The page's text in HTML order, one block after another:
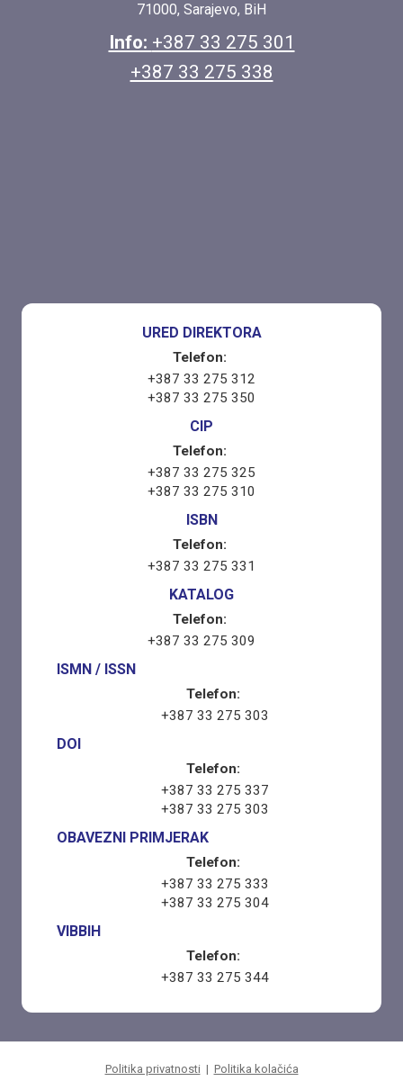
71000, Sarajevo, BiH
Info: +387 33 275 301
+387 33 275 338
URED DIREKTORA
Telefon:
+387 33 275 312
+387 33 275 350
CIP
Telefon:
+387 33 275 325
+387 33 275 310
ISBN
Telefon:
+387 33 275 331
KATALOG
Telefon:
+387 33 275 309
ISMN / ISSN
Telefon:
+387 33 275 303
DOI
Telefon:
+387 33 275 337
+387 33 275 303
OBAVEZNI PRIMJERAK
Telefon:
+387 33 275 333
+387 33 275 304
VIBBIH
Telefon:
+387 33 275 344
Politika privatnosti | Politika kolačića